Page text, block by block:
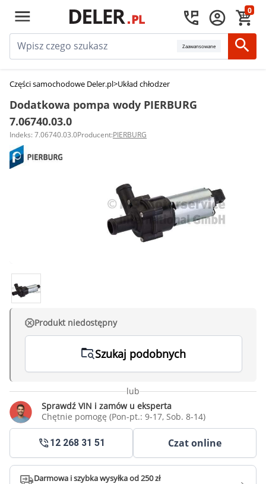
0
Zaawansowane
Części samochodowe Deler.pl>Układ chłodzenia silnika
Dodatkowa pompa wody PIERBURG
7.06740.03.0
Indeks: 7.06740.03.0Producent:PIERBURG
Produkt niedostępny
Szukaj podobnych
lub
Sprawdź VIN i zamów u eksperta
Chętnie pomogę (Pon-pt.: 9-17, Sob. 8-14)
12 268 31 51 Czat online
Darmowa i szybka wysyłka od 250 zł